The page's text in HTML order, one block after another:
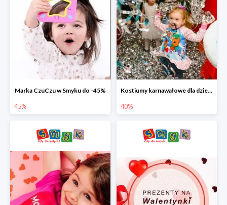
Marka CzuCzu w Smyku do -45%
45%
Kostiumy karnawałowe dla dzieci w Smyku do -40%
40%